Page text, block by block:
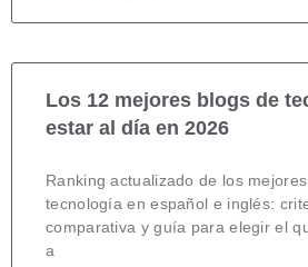
Los 12 mejores blogs de
estar al día en 2026
Ranking actualizado de los
tecnología en español e inglés:
comparativa y guía para elegir el
a